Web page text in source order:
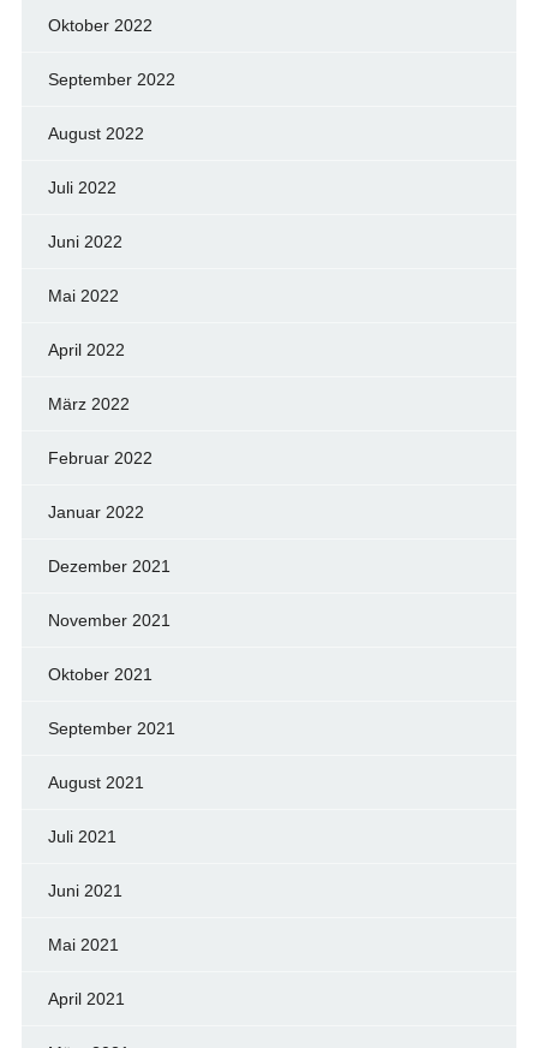
Oktober 2022
September 2022
August 2022
Juli 2022
Juni 2022
Mai 2022
April 2022
März 2022
Februar 2022
Januar 2022
Dezember 2021
November 2021
Oktober 2021
September 2021
August 2021
Juli 2021
Juni 2021
Mai 2021
April 2021